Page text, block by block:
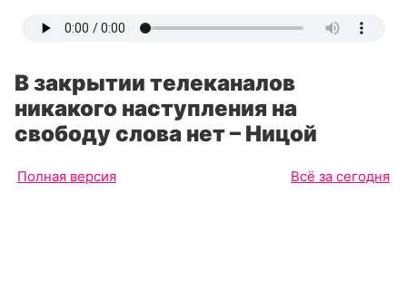
В закрытии телеканалов
никакого наступления на
свободу слова нет – Ницой
Полная версия Всё за сегодня